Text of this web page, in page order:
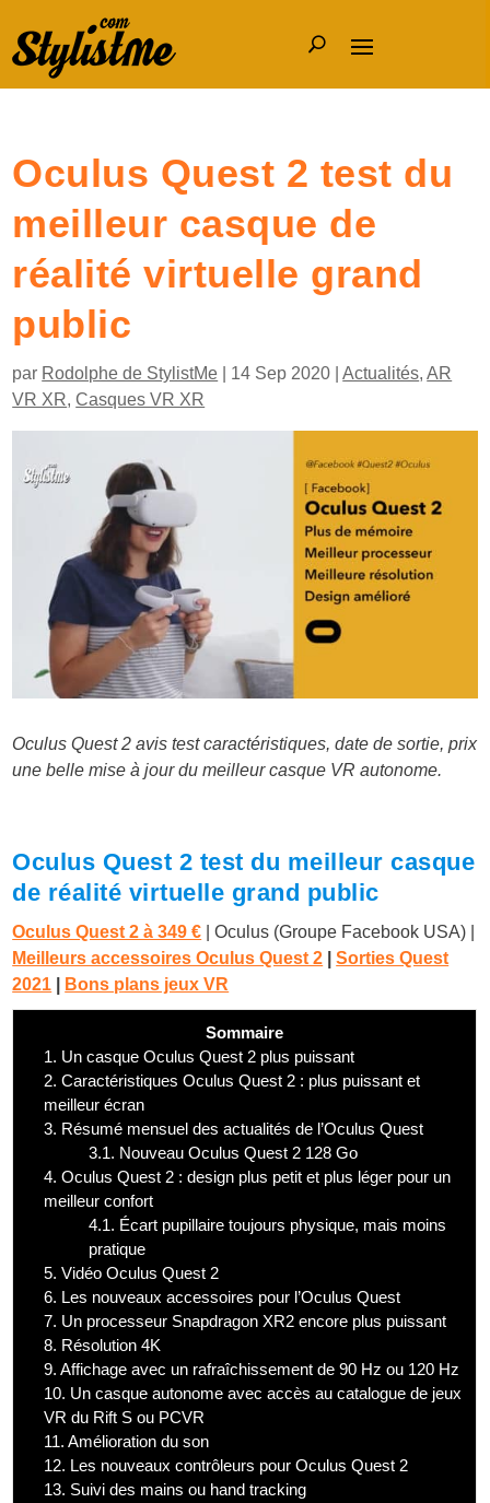
Oculus Quest 2 test du
meilleur casque de
réalité virtuelle grand
public
par Rodolphe de StylistMe 14 Sep 2020 |Actualités,AR
VR XR,Casques VR XR
Oculus Quest 2 avis test caractéristiques, date de sortie, prix
une belle mise à jour du meilleur casque VR autonome.
Oculus Quest 2 test du meilleur casque
de réalité virtuelle grand public
Oculus Quest 2 à 349 € | Oculus (Groupe Facebook USA)
Meilleurs accessoires Oculus Quest 2
|Sorties Quest
2021
Bons plans jeux VR
Sommaire
1. Un casque Oculus Quest 2 plus puissant
2. Caractéristiques Oculus Quest 2 : plus puissant et
meilleur écran
3. Résumé mensuel des actualités de l’Oculus Quest
3.1. Nouveau Oculus Quest 2 128 Go
4. Oculus Quest 2 : design plus petit et plus léger pour un
meilleur confort
4.1. Écart pupillaire toujours physique, mais moins
pratique
5. Vidéo Oculus Quest 2
6. Les nouveaux accessoires pour l’Oculus Quest
7. Un processeur Snapdragon XR2 encore plus puissant
8. Résolution 4K
9. Affichage avec un rafraîchissement de 90 Hz ou 120 Hz
10. Un casque autonome avec accès au catalogue de jeux
VR du Rift S ou PCVR
11. Amélioration du son
12. Les nouveaux contrôleurs pour Oculus Quest 2
13. Suivi des mains ou hand tracking